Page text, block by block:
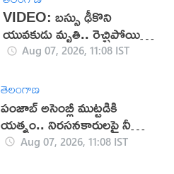
VIDEO: బస్సు ఢీకొని
యువకుడు మృతి.. రెచ్చిపోయిన
స్థానికులు!
Aug 07, 2026, 11:08 IST
తెలంగాణ
పంజాబ్ అసెంబ్లీ ముట్టడికి
యత్నం.. నిరసనకారులపై నీళ్ల
ఫిరంగులు!
Aug 07, 2026, 11:08 IST